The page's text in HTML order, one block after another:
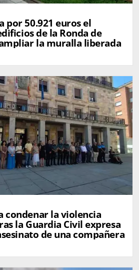
por 50.921 euros el
de la Ronda de
la muralla liberada
condenar la violencia
la Guardia Civil expresa
de una compañera